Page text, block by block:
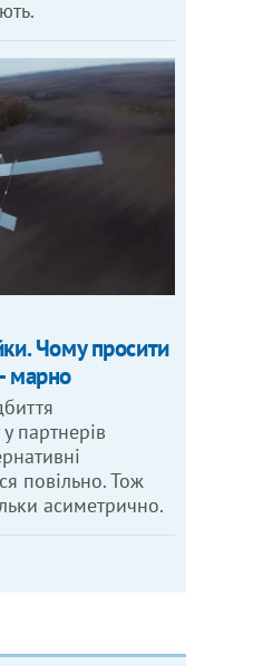
Чому просити
марно
партнерів
повільно. Тож
асиметрично.